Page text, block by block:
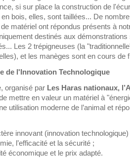
si sur place la construction de
bois, elles, sont taillées... De
matériel ont répondus présents à
destinés aux démonstrations
Les 2 trépigneuses (la
et les manèges sont en cours de
de l'Innovation Technologique
organisé par Les Haras nationaux,
mettre en valeur un matériel à
utilisation moderne de l’animal et
innovant (innovation technologique)
l’efficacité et la sécurité ;
économique et le prix adapté.